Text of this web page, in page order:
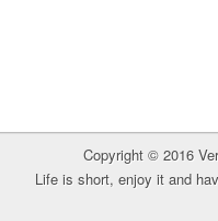
Copyright © 2016
Life is short, enjoy it and